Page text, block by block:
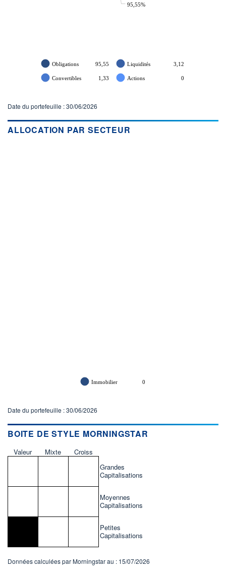
95,55%
Obligations 95,55 Liquidités 3,12
Convertibles 1,33 Actions 0
Date du portefeuille : 30/06/2026
ALLOCATION PAR SECTEUR
Immobilier 0
Date du portefeuille : 30/06/2026
BOITE DE STYLE MORNINGSTAR
Valeur Mixte
Croiss
Grandes
Capitalisations
Moyennes
Capitalisations
Petites
Capitalisations
Données calculées par Morningstar au : 15/07/2026